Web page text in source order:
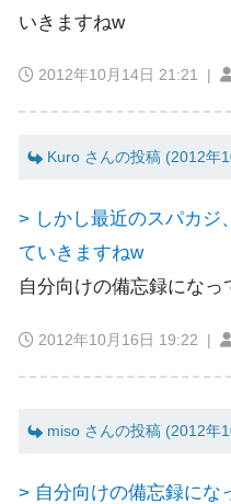
いきますねw
2012年10月14日 21:21 |
Kuro さんの投稿 (2012年
> しかし最近のスパカジ
ていきますねw
自分向けの備忘録になっ
2012年10月16日 19:22 |
miso さんの投稿 (2012年
> 自分向けの備忘録にな